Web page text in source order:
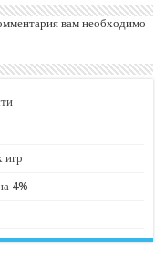
вам необходимо
игр
4%